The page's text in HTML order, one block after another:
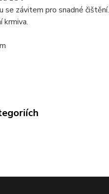
závitem pro snadné čištění.
krmiva.